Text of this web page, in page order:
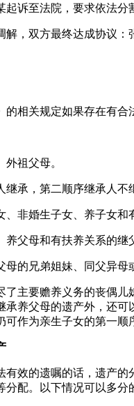
诉至法院，要求依法分
，双方最终达成协议：
相关规定如果存在有
祖父母。
承，第二顺序继承人
非婚生子女、养子女和
父母和有扶养关系的继
的兄弟姐妹、同父异
了主要赡养义务的丧偶
承养父母的遗产外，还
作为亲生子女的第一
有效的遗嘱的话，遗产
配。以下情况可以多分